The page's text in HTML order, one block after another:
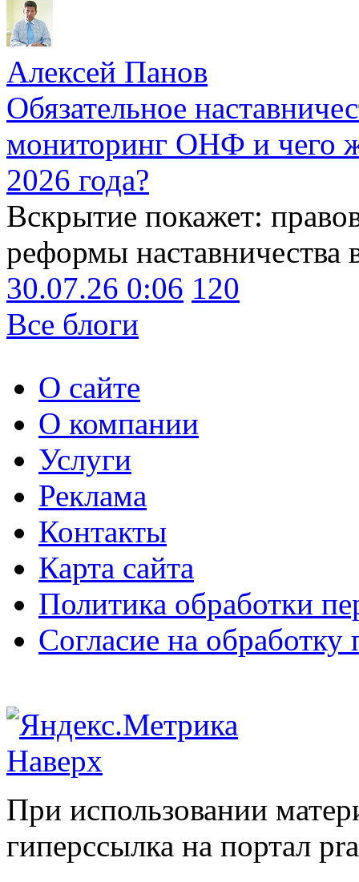
Алексей Панов
Обязательное
мониторинг ОНФ и чего
2026 года?
Вскрытие покажет:
реформы наставничества
30.07.26 0:06 120
Все блоги
О сайте
О компании
Услуги
Реклама
Контакты
Карта сайта
Политика обработки
Согласие на
Наверх
При использовании
гиперссылка на портал